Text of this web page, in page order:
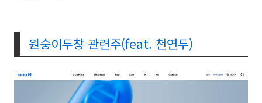
원숭이두창 관련주(feat. 천연두)